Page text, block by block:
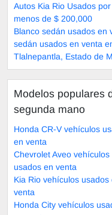
Autos Kia Rio Usados por
menos de $ 200,000
Blanco sedán usados en
sedán usados en venta
Tlalnepantla, Estado de
Modelos populares
segunda mano
Honda CR-V vehículos
en venta
Chevrolet Aveo vehículos
usados en venta
Kia Rio vehículos usados
venta
Honda City vehículos